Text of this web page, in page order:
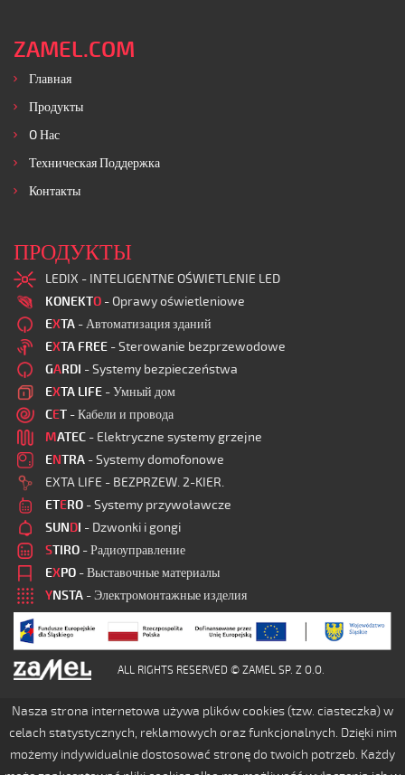
ZAMEL.COM
Главная
Продукты
O Нас
Техническая Поддержка
Контакты
ПРОДУКТЫ
LEDIX - INTELIGENTNE OŚWIETLENIE LED
KONEKTO - Oprawy oświetleniowe
EXTA - Автоматизация зданий
EXTA FREE - Sterowanie bezprzewodowe
GARDI - Systemy bezpieczeństwa
EXTA LIFE - Умный дом
CET - Кабели и провода
MATEC - Elektryczne systemy grzejne
ENTRA - Systemy domofonowe
EXTA LIFE - BEZPRZEW. 2-KIER.
ETERO - Systemy przywoławcze
SUNDI - Dzwonki i gongi
STIRO - Радиоуправление
EXPO - Выставочные материалы
YNSTA - Электромонтажные изделия
ALL RIGHTS RESERVED © ZAMEL SP. Z O.O.
Nasza strona internetowa używa plików cookies (tzw. ciasteczka) w
celach statystycznych, reklamowych oraz funkcjonalnych. Dzięki nim
możemy indywidualnie dostosować stronę do twoich potrzeb. Każdy